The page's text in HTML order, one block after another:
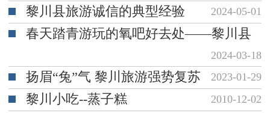
黎川县旅游诚信的典型经验 2024-05-01
春天踏青游玩的氧吧好去处——黎川县
2024-03-18
扬眉“兔”气 黎川旅游强势复苏 2023-01-29
黎川小吃--蒸子糕 2010-12-02